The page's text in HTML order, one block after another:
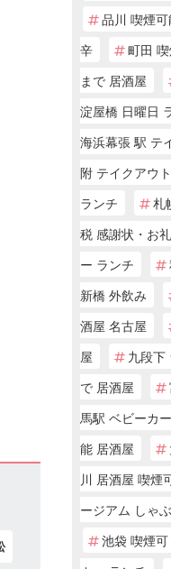
品川 喫煙
辛
町田
まで 居酒屋
淀屋橋 日曜日
海浜幕張 駅 テ
附 テイクアウト
ランチ
札
税 感謝状・お
ー ランチ
新橋 外飲み
酒屋 名古屋
屋
九段下
で 居酒屋
馬駅 ベビーカ
能 居酒屋
川 居酒屋 喫煙
ージアム しゃ
池袋 喫煙